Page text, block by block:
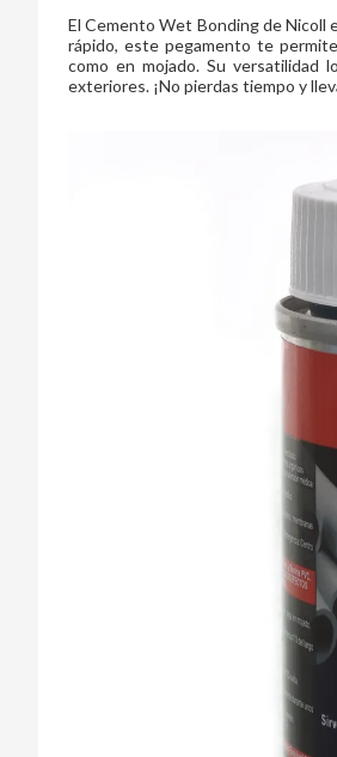
El Cemento Wet Bonding de Nicoll
rápido, este pegamento te
como en mojado. Su versatilidad
exteriores. ¡No pierdas tiempo y